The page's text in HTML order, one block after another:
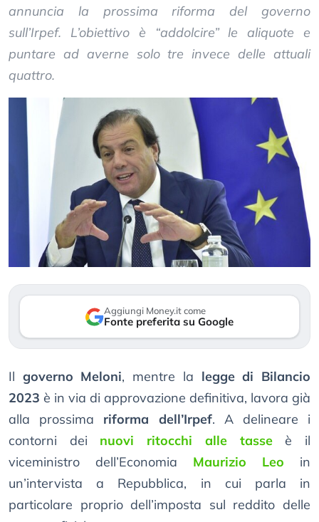
annuncia la prossima riforma del governo
sull’Irpef. L’obiettivo è “addolcire” le aliquote e
puntare ad averne solo tre invece delle attuali
quattro.
Aggiungi Money.it come
Fonte preferita su Google
Il governo Meloni, mentre la legge di Bilancio
2023 è in via di approvazione definitiva, lavora già
alla prossima riforma dell’Irpef. A delineare i
contorni dei nuovi ritocchi alle tasseè il
viceministro dell’Economia Maurizio Leo in
un’intervista a Repubblica, in cui parla in
particolare proprio dell’imposta sul reddito delle